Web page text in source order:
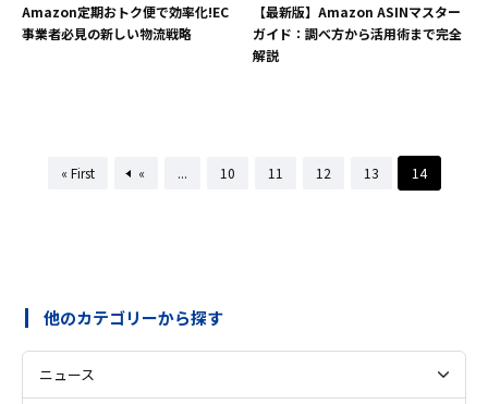
Amazon定期おトク便で効率化!EC
事業者必見の新しい物流戦略
【最新版】Amazon ASINマスター
ガイド：調べ方から活用術まで完全
解説
« First « ... 10 11 12 13 14
他のカテゴリーから探す
ニュース